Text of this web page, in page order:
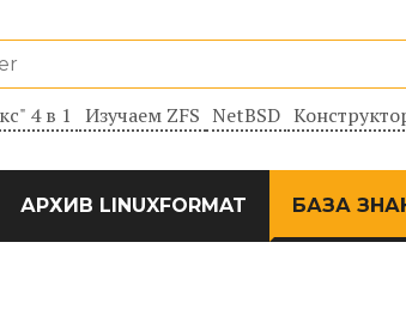
4 в 1 Изучаем ZFS NetBSD
АРХИВ LINUXFORMAT БАЗА